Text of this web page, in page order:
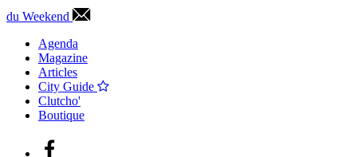
du Weekend
Agenda
Magazine
Articles
City Guide
Clutcho'
Boutique